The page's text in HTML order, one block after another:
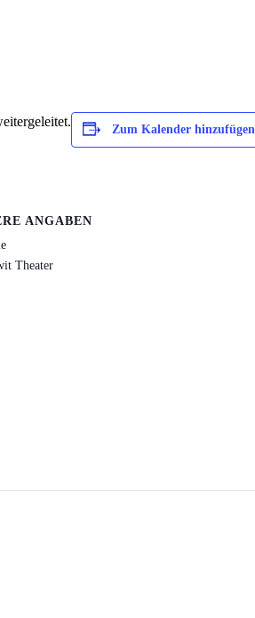
Zum Kalender hinzufügen
ANGABEN
Theater